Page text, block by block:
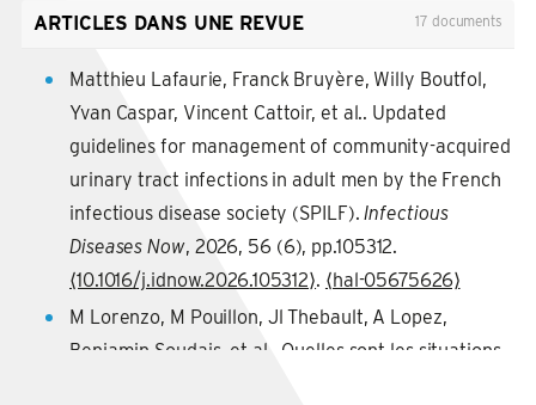
ARTICLES DANS UNE REVUE 17 documents
Matthieu Lafaurie, Franck Bruyère, Willy Boutfol,
Yvan Caspar, Vincent Cattoir, et al.. Updated
guidelines for management of community-acquired
urinary tract infections in adult men by the French
infectious disease society (SPILF).Infectious
Diseases Now, 2026, 56 (6), pp.105312.
⟨10.1016/j.idnow.2026.105312⟩. ⟨hal-05675626⟩
M Lorenzo, M Pouillon, Jl Thebault, A Lopez,
Benjamin Soudais, et al.. Quelles sont les situations